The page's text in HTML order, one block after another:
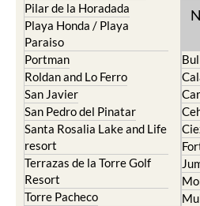
Pilar de la Horadada
Playa Honda / Playa
Paraiso
Portman
Roldan and Lo Ferro
San Javier
San Pedro del Pinatar
Santa Rosalia Lake and Life
resort
Terrazas de la Torre Golf
Resort
Torre Pacheco